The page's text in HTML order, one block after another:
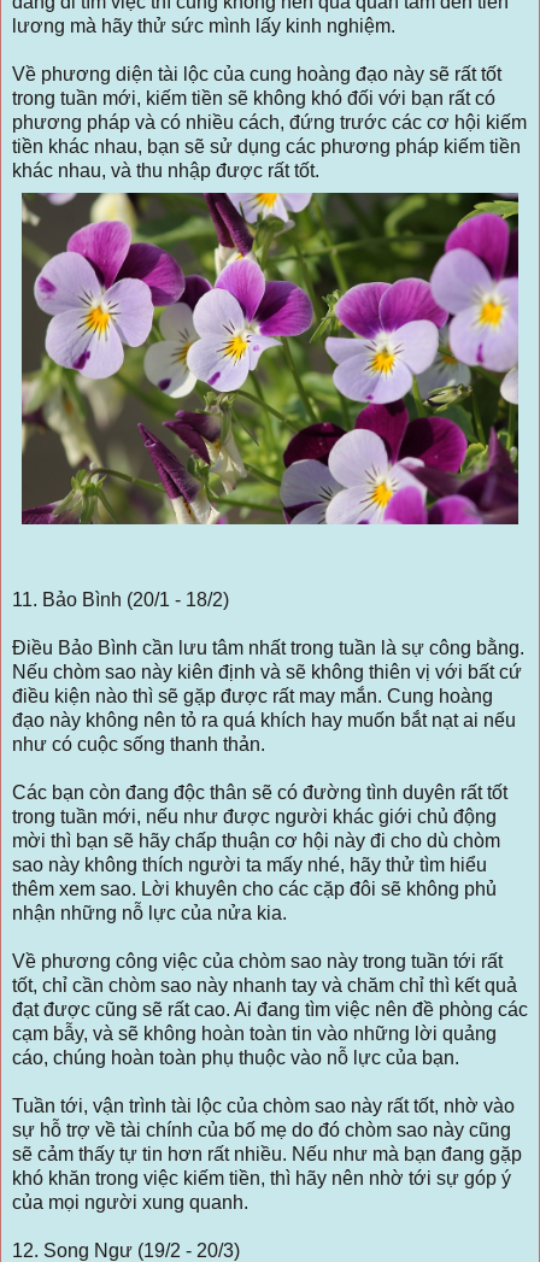
lương mà hãy thử sức mình lấy kinh nghiệm.
Về phương diện tài lộc của cung hoàng đạo này sẽ rất tốt
trong tuần mới, kiếm tiền sẽ không khó đối với bạn rất có
phương pháp và có nhiều cách, đứng trước các cơ hội kiếm
tiền khác nhau, bạn sẽ sử dụng các phương pháp kiếm tiền
khác nhau, và thu nhập được rất tốt.
11. Bảo Bình (20/1 - 18/2)
Điều Bảo Bình cần lưu tâm nhất trong tuần là sự công bằng.
Nếu chòm sao này kiên định và sẽ không thiên vị với bất cứ
điều kiện nào thì sẽ gặp được rất may mắn. Cung hoàng
đạo này không nên tỏ ra quá khích hay muốn bắt nạt ai nếu
như có cuộc sống thanh thản.
Các bạn còn đang độc thân sẽ có đường tình duyên rất tốt
trong tuần mới, nếu như được người khác giới chủ động
mời thì bạn sẽ hãy chấp thuận cơ hội này đi cho dù chòm
sao này không thích người ta mấy nhé, hãy thử tìm hiểu
thêm xem sao. Lời khuyên cho các cặp đôi sẽ không phủ
nhận những nỗ lực của nửa kia.
Về phương công việc của chòm sao này trong tuần tới rất
tốt, chỉ cần chòm sao này nhanh tay và chăm chỉ thì kết quả
đạt được cũng sẽ rất cao. Ai đang tìm việc nên đề phòng các
cạm bẫy, và sẽ không hoàn toàn tin vào những lời quảng
cáo, chúng hoàn toàn phụ thuộc vào nỗ lực của bạn.
Tuần tới, vận trình tài lộc của chòm sao này rất tốt, nhờ vào
sự hỗ trợ về tài chính của bố mẹ do đó chòm sao này cũng
sẽ cảm thấy tự tin hơn rất nhiều. Nếu như mà bạn đang gặp
khó khăn trong việc kiếm tiền, thì hãy nên nhờ tới sự góp ý
của mọi người xung quanh.
12. Song Ngư (19/2 - 20/3)